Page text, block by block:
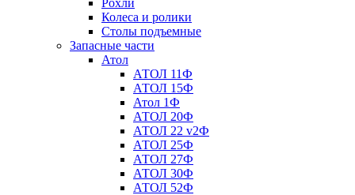
Рохли
Колеса и ролики
Столы подъемные
Запасные части
Атол
АТОЛ 11Ф
АТОЛ 15Ф
Атол 1Ф
АТОЛ 20Ф
АТОЛ 22 v2Ф
АТОЛ 25Ф
АТОЛ 27Ф
АТОЛ 30Ф
АТОЛ 52Ф